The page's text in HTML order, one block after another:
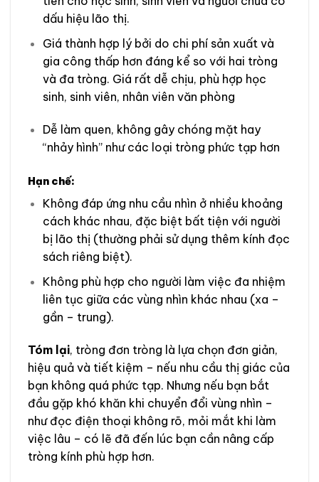
dấu hiệu lão thị.
Giá thành hợp lý bởi do chi phí sản xuất và
gia công thấp hơn đáng kể so với hai tròng
và đa tròng. Giá rất dễ chịu, phù hợp học
sinh, sinh viên, nhân viên văn phòng
Dễ làm quen, không gây chóng mặt hay
“nhảy hình” như các loại tròng phức tạp hơn
Hạn chế:
Không đáp ứng nhu cầu nhìn ở nhiều khoảng
cách khác nhau, đặc biệt bất tiện với người
bị lão thị (thường phải sử dụng thêm kính đọc
sách riêng biệt).
Không phù hợp cho người làm việc đa nhiệm
liên tục giữa các vùng nhìn khác nhau (xa –
gần – trung).
Tóm lại, tròng đơn tròng là lựa chọn đơn giản,
hiệu quả và tiết kiệm – nếu nhu cầu thị giác của
bạn không quá phức tạp. Nhưng nếu bạn bắt
đầu gặp khó khăn khi chuyển đổi vùng nhìn –
như đọc điện thoại không rõ, mỏi mắt khi làm
việc lâu – có lẽ đã đến lúc bạn cần nâng cấp
tròng kính phù hợp hơn.